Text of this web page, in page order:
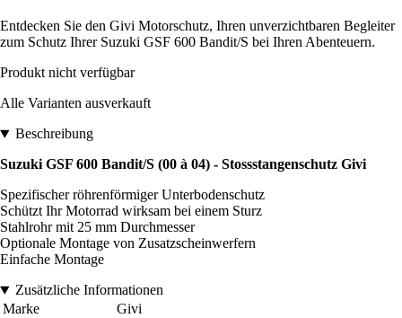
Entdecken Sie den Givi Motorschutz, Ihren unverzichtbaren Begleiter
zum Schutz Ihrer Suzuki GSF 600 Bandit/S bei Ihren Abenteuern.
Produkt nicht verfügbar
Alle Varianten ausverkauft
Beschreibung
Suzuki GSF 600 Bandit/S (00 à 04) - Stossstangenschutz Givi
Spezifischer röhrenförmiger Unterbodenschutz
Schützt Ihr Motorrad wirksam bei einem Sturz
Stahlrohr mit 25 mm Durchmesser
Optionale Montage von Zusatzscheinwerfern
Einfache Montage
Zusätzliche Informationen
Marke
Givi